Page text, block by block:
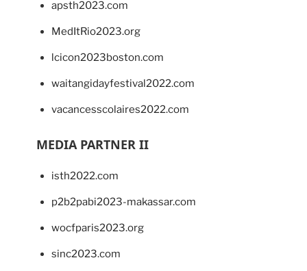
apsth2023.com
MedItRio2023.org
lcicon2023boston.com
waitangidayfestival2022.com
vacancesscolaires2022.com
MEDIA PARTNER II
isth2022.com
p2b2pabi2023-makassar.com
wocfparis2023.org
sinc2023.com